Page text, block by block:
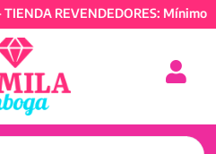
REVENDEDORES: Mínimo